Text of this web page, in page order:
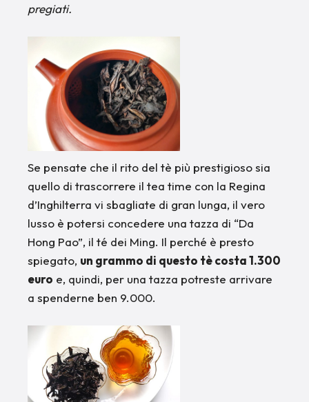
pregiati.
Se pensate che il rito del tè più prestigioso sia
quello di trascorrere il tea time con la Regina
d’Inghilterra vi sbagliate di gran lunga, il vero
lusso è potersi concedere una tazza di “Da
Hong Pao”, il té dei Ming. Il perché è presto
spiegato, un grammo di questo tè costa 1.300
euro e, quindi, per una tazza potreste arrivare
a spenderne ben 9.000.